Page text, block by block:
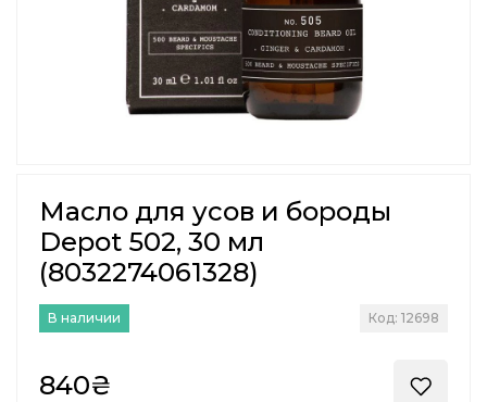
Масло для усов и бороды
Depot 502, 30 мл
(8032274061328)
В наличии Код: 12698
840₴